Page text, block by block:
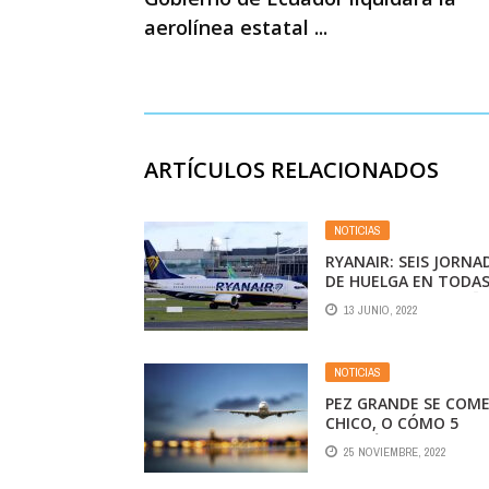
aerolínea estatal ...
ARTÍCULOS RELACIONADOS
NOTICIAS
RYANAIR: SEIS
DE HUELGA EN TODAS
SUS BASES EN ESPAÑA
13 JUNIO, 2022
NOTICIAS
PEZ GRANDE SE
CHICO, O CÓMO 5
AEROLÍNEAS GIGANTES
SE QUEDAN CON TODO
25 NOVIEMBRE, 2022